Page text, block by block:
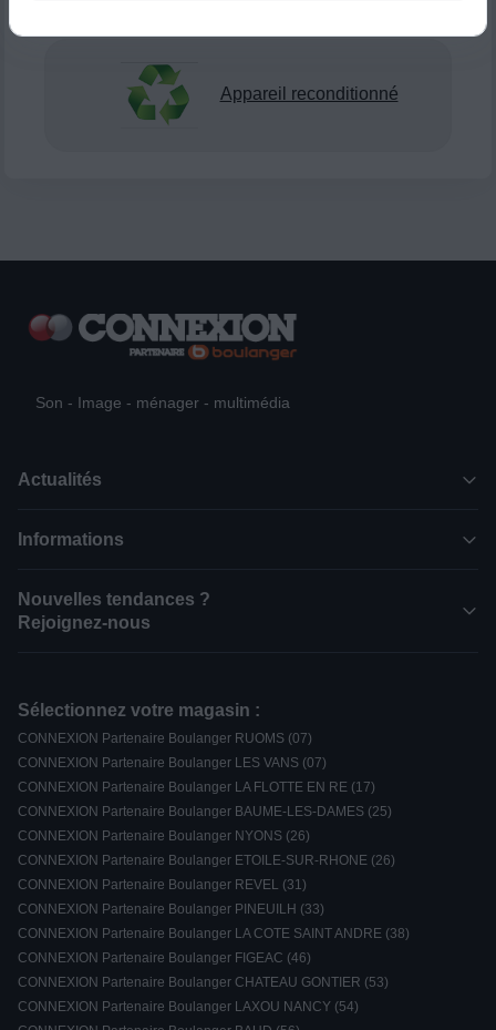
Appareil reconditionné
Son - Image - ménager - multimédia
Actualités
Informations
Nouvelles tendances ?
Rejoignez-nous
Sélectionnez votre magasin :
CONNEXION Partenaire Boulanger RUOMS (07)
CONNEXION Partenaire Boulanger LES VANS (07)
CONNEXION Partenaire Boulanger LA FLOTTE EN RE (17)
CONNEXION Partenaire Boulanger BAUME-LES-DAMES (25)
CONNEXION Partenaire Boulanger NYONS (26)
CONNEXION Partenaire Boulanger ETOILE-SUR-RHONE (26)
CONNEXION Partenaire Boulanger REVEL (31)
CONNEXION Partenaire Boulanger PINEUILH (33)
CONNEXION Partenaire Boulanger LA COTE SAINT ANDRE (38)
CONNEXION Partenaire Boulanger FIGEAC (46)
CONNEXION Partenaire Boulanger CHATEAU GONTIER (53)
CONNEXION Partenaire Boulanger LAXOU NANCY (54)